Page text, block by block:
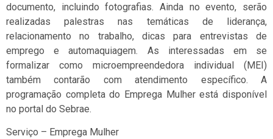
documento, incluindo fotografias. Ainda no evento, serão
realizadas palestras nas temáticas de liderança,
relacionamento no trabalho, dicas para entrevistas de
emprego e automaquiagem. As interessadas em se
formalizar como microempreendedora individual (MEI)
também contarão com atendimento específico. A
programação completa do Emprega Mulher está disponível
no portal do Sebrae.
Serviço – Emprega Mulher